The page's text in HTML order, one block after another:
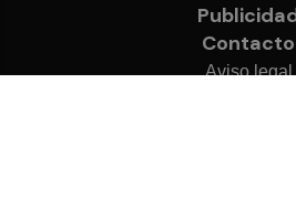
Contacto
Aviso legal